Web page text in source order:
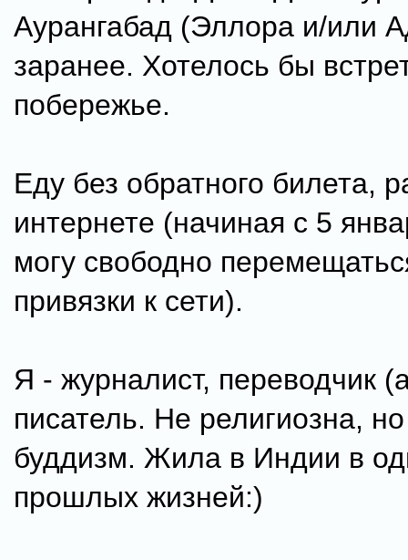
Аурангабад (Эллора и/или
заранее. Хотелось бы
побережье.
Еду без обратного билета,
интернете (начиная с 5
могу свободно
привязки к сети).
Я - журналист, переводчик
писатель. Не религиозна,
буддизм. Жила в Индии в
прошлых жизней:)